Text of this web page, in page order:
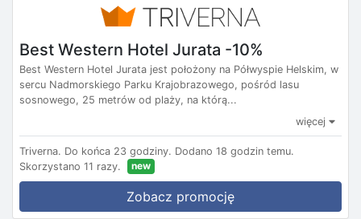
Best Western Hotel Jurata -10%
Best Western Hotel Jurata jest położony na Półwyspie Helskim, w
sercu Nadmorskiego Parku Krajobrazowego, pośród lasu
sosnowego, 25 metrów od plaży, na którą...
więcej
Triverna. Do końca 23 godziny. Dodano 18 godzin temu.
Skorzystano 11 razy.
new
Zobacz promocję